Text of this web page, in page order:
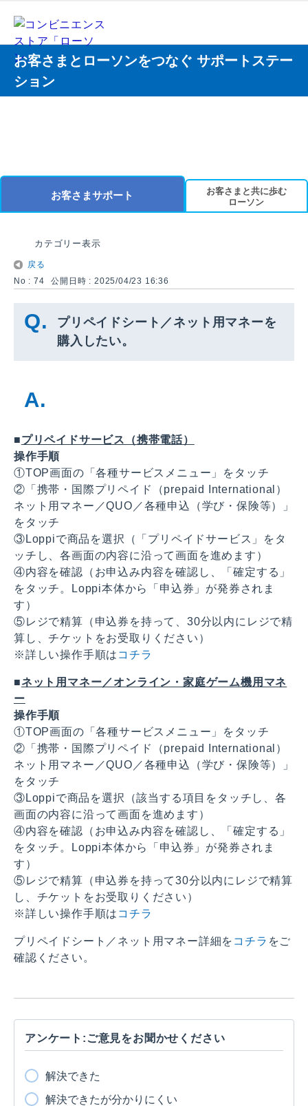
お客さまとローソンをつなぐ サポートステー
ション
お客さまサポート
お客さまと共に歩む
ローソン
カテゴリー表示
戻る
No : 74
公開日時 : 2025/04/23 16:36
プリペイドシート／ネット用マネーを
購入したい。
■プリペイドサービス（携帯電話）
操作手順
①TOP画面の「各種サービスメニュー」をタッチ
②「携帯・国際プリペイド（prepaid International）
ネット用マネー／QUO／各種申込（学び・保険等）」
をタッチ
③Loppiで商品を選択（「プリペイドサービス」をタ
ッチし、各画面の内容に沿って画面を進めます）
④内容を確認（お申込み内容を確認し、「確定する」
をタッチ。Loppi本体から「申込券」が発券されま
す）
⑤レジで精算（申込券を持って、30分以内にレジで精
算し、チケットをお受取りください）
※詳しい操作手順は コチラ
■ネット用マネー／オンライン・家庭ゲーム機用マネ
ー
操作手順
①TOP画面の「各種サービスメニュー」をタッチ
②「携帯・国際プリペイド（prepaid International）
ネット用マネー／QUO／各種申込（学び・保険等）」
をタッチ
③Loppiで商品を選択（該当する項目をタッチし、各
画面の内容に沿って画面を進めます）
④内容を確認（お申込み内容を確認し、「確定する」
をタッチ。Loppi本体から「申込券」が発券されま
す）
⑤レジで精算（申込券を持って30分以内にレジで精算
し、チケットをお受取りください）
※詳しい操作手順は コチラ
プリペイドシート／ネット用マネー詳細を コチラ をご
確認ください。
アンケート:ご意見をお聞かせください
解決できた
解決できたが分かりにくい